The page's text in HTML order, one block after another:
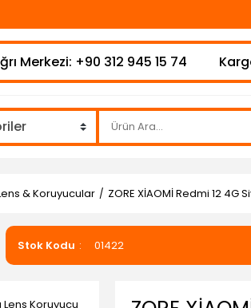
Merkezi: +90 312 945 15 74
& Koruyucular ZORE XİAOMİ Redmi 12
Stok Kodu 01422